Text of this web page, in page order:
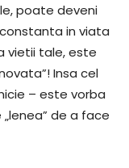
poate deveni
in viata
vietii tale, este
Insa cel
– este vorba
de a face